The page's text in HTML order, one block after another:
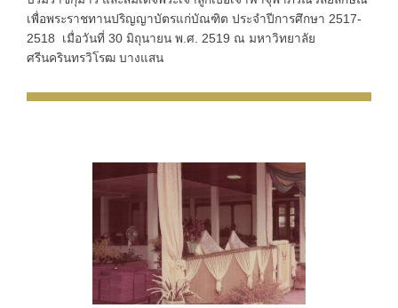
เพื่อพระราชทานปริญญาบัตรแก่บัณฑิต ประจำปีการศึกษา 2517-
2518 เมื่อวันที่ 30 มิถุนายน พ.ศ. 2519 ณ มหาวิทยาลัย
ศรีนครินทรวิโรฒ บางแสน